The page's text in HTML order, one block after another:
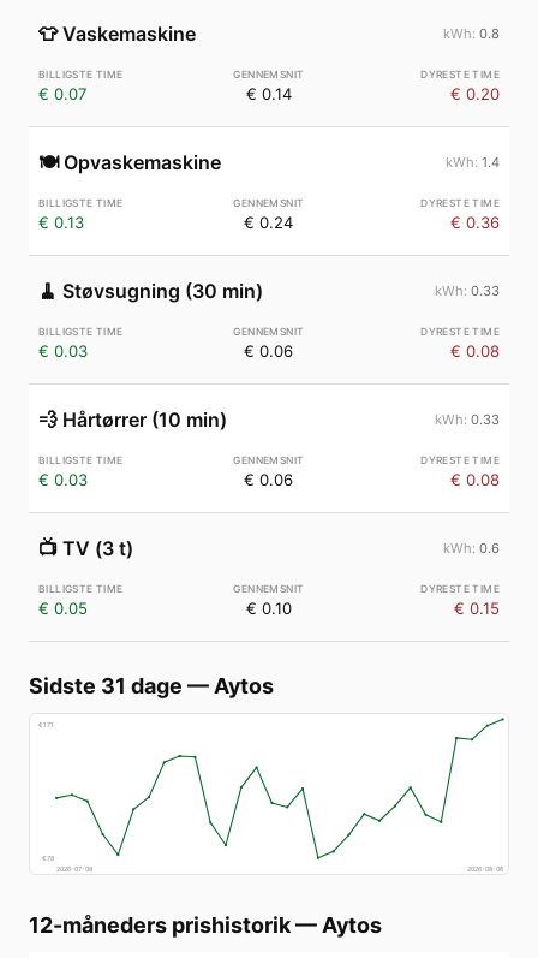
👕 Vaskemaskine 0.8
€ 0.07 € 0.14 € 0.20
🍽️ Opvaskemaskine 1.4
€ 0.13 € 0.24 € 0.36
🧹 Støvsugning (30 min) 0.33
€ 0.03 € 0.06 € 0.08
💨 Hårtørrer (10 min) 0.33
€ 0.03 € 0.06 € 0.08
📺 TV (3 t) 0.6
€ 0.05 € 0.10 € 0.15
Sidste 31 dage — Aytos
€171
€78
2026-07-08
2026-08-06
12-måneders prishistorik— Aytos